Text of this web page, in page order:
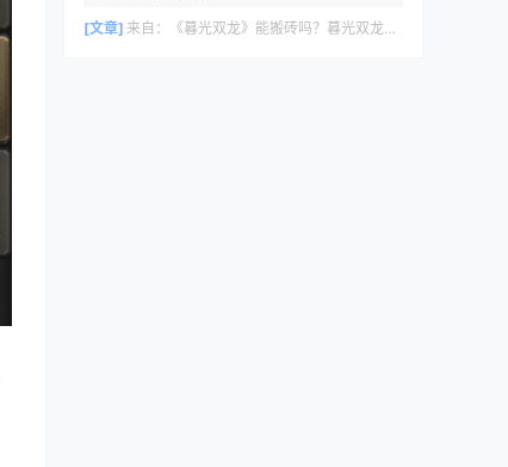
[文章] 来自： 《暮光双龙》能搬砖吗？暮光双龙搬砖攻略教程